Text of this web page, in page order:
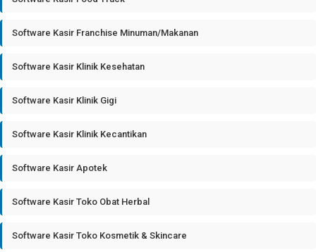
Software Kasir Franchise Minuman/Makanan
Software Kasir Klinik Kesehatan
Software Kasir Klinik Gigi
Software Kasir Klinik Kecantikan
Software Kasir Apotek
Software Kasir Toko Obat Herbal
Software Kasir Toko Kosmetik & Skincare